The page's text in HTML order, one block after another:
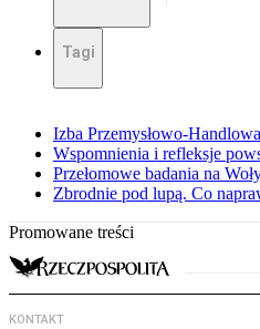
Tagi
Izba Przemysłowo-
Wspomnienia i refleksje
Przełomowe badania na
Zbrodnie pod lupą. Co
Promowane treści
KONTAKT